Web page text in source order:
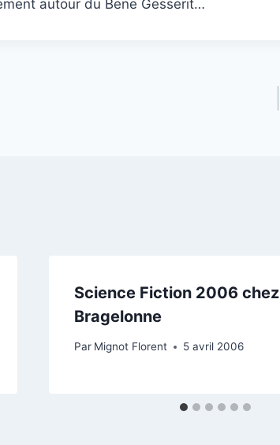
autour du Bene Gesserit…
Science Fiction 2006 chez
Bragelonne
Par Mignot Florent 5 avril 2006